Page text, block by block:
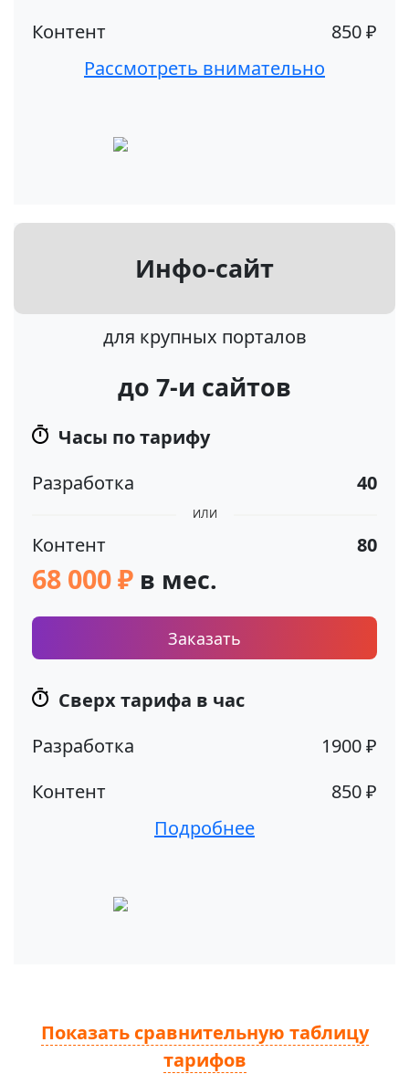
Контент
850 ₽
Рассмотреть внимательно
Инфо-сайт
для крупных порталов
до 7-и сайтов
Часы по тарифу
Разработка
40
ИЛИ
Контент 80
68 000 ₽ в мес.
Заказать
Сверх тарифа в час
Разработка
1900 ₽
Контент
850 ₽
Подробнее
Показать сравнительную таблицу
тарифов